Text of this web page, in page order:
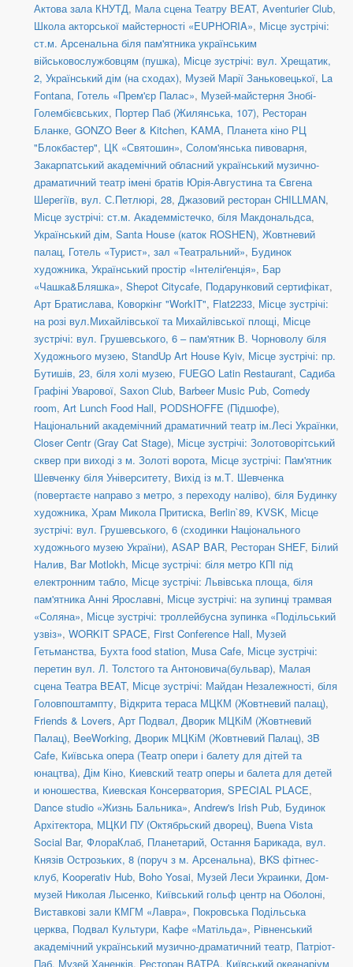
Актова зала КНУТД, Мала сцена Театру BEAT, Aventurier Club,
Школа акторської майстерності «EUPHORIA», Місце зустрічі:
ст.м. Арсенальна біля пам'ятника українським
військовослужбовцям (пушка), Місце зустрічі: вул. Хрещатик,
2, Український дім (на сходах), Музей Марії Заньковецької, La
Fontana, Готель «Прем'єр Палас», Музей-майстерня Знобі-
Голембієвських, Портер Паб (Жилянська, 107), Ресторан
Бланке, GONZO Beer & Kitchen, KAMA, Планета кіно РЦ
"Блокбастер", ЦК «Святошин», Солом'янська пивоварня,
Закарпатський академічний обласний український музично-
драматичний театр імені братів Юрія-Августина та Євгена
Шерегіїв, вул. С.Петлюрі, 28, Джазовий ресторан CHILLMAN,
Місце зустрічі: ст.м. Академмістечко, біля Макдональдса,
Український дім, Santa House (каток ROSHEN), Жовтневий
палац, Готель «Турист», зал «Театральний», Будинок
художника, Український простір «Інтеліґенція», Бар
«Чашка&Бляшка», Shepot Citycafe, Подарунковий сертифікат,
Арт Братислава, Коворкінг "WorkIT", Flat2233, Місце зустрічі:
на розі вул.Михайлівської та Михайлівської площі, Місце
зустрічі: вул. Грушевського, 6 – пам'ятник В. Чорноволу біля
Художнього музею, StandUp Art House Kyiv, Місце зустрічі: пр.
Бутишів, 23, біля холі музею, FUEGO Latin Restaurant, Садиба
Графіні Уварової, Saxon Club, Barbeer Music Pub, Comedy
room, Art Lunch Food Hall, PODSHOFFE (Підшофе),
Національний академічний драматичний театр ім.Лесі Українки,
Closer Centr (Gray Cat Stage), Місце зустрічі: Золотоворітський
сквер при виході з м. Золоті ворота, Місце зустрічі: Пам'ятник
Шевченку біля Університету, Вихід із м.Т. Шевченка
(повертаєте направо з метро, з переходу наліво), біля Будинку
художника, Храм Микола Притиска, Berlin`89, KVSK, Місце
зустрічі: вул. Грушевського, 6 (сходинки Національного
художнього музею України), ASAP BAR, Ресторан SHEF, Білий
Налив, Bar Motlokh, Місце зустрічі: біля метро КПІ під
електронним табло, Місце зустрічі: Львівська площа, біля
пам'ятника Анні Ярославні, Місце зустрічі: на зупинці трамвая
«Соляна», Місце зустрічі: троллейбусна зупинка «Подільський
узвіз», WORKIT SPACE, First Conference Hall, Музей
Гетьманства, Бухта food station, Musa Cafe, Місце зустрічі:
перетин вул. Л. Толстого та Антоновича(бульвар), Малая
сцена Театра BEAT, Місце зустрічі: Майдан Незалежності, біля
Головпоштампту, Відкрита тераса МЦКМ (Жовтневий палац),
Friends & Lovers, Арт Подвал, Дворик МЦКіМ (Жовтневий
Палац), BeeWorking, Дворик МЦКіМ (Жовтневий Палац), 3B
Cafe, Київська опера (Театр опери і балету для дітей та
юнацтва), Дім Кіно, Киевский театр оперы и балета для детей
и юношества, Киевская Консерватория, SPECIAL PLACE,
Dance studio «Жизнь Бальника», Andrew's Irish Pub, Будинок
Архітектора, МЦКИ ПУ (Октябрьский дворец), Buena Vista
Social Bar, ФлораКлаб, Планетарий, Остання Барикада, вул.
Князів Острозьких, 8 (поруч з м. Арсенальна), BKS фітнес-
клуб, Kooperativ Hub, Boho Yosai, Музей Леси Украинки, Дом-
музей Николая Лысенко, Київський гольф центр на Оболоні,
Виставкові зали КМГМ «Лавра», Покровська Подільська
церква, Подвал Культури, Кафе «Матільда», Рівненський
академічний український музично-драматичний театр, Патріот-
Паб, Музей Ханенків, Ресторан ВАТРА, Київський океанаріум